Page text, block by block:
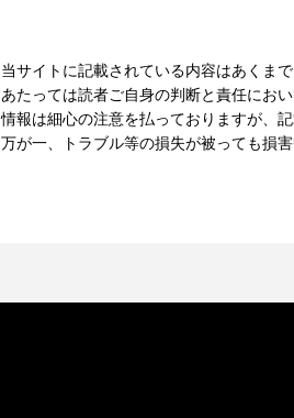
当サイトに記載されている内容はあくま
あたっては読者ご自身の判断と責任にお
情報は細心の注意を払っておりますが、
万が一、トラブル等の損失が被っても損